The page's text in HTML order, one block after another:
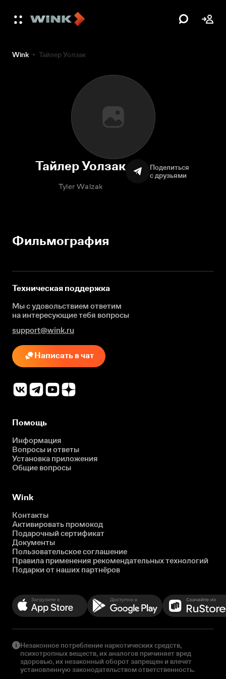
Wink Тайлер Уолзак
Тайлер Уолзак
Tyler Walzak
Поделиться
с друзьями
Фильмография
Техническая поддержка
Мы с удовольствием ответим
на интересующиетебя вопросы
support@wink.ru
Написать в чат
Помощь
Информация
Вопросы и ответы
Установка приложения
Общие вопросы
Wink
Контакты
Активировать промокод
Подарочный сертификат
Документы
Пользовательское соглашение
Правила применения рекомендательных технологий
Подарки от наших партнёров
Незаконное потребление наркотических средств,
психотропных веществ, их аналогов причиняет вред
здоровью, их незаконный оборот запрещен и влечет
установленную законодательством ответственность.